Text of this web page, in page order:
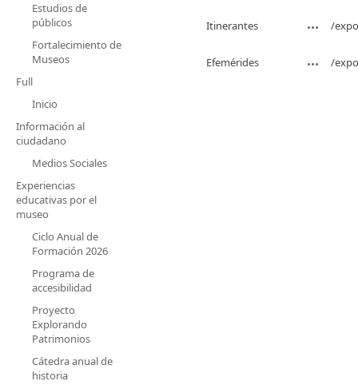
Estudios de
públicos
Fortalecimiento de
Museos
Full
Inicio
Información al
ciudadano
Medios Sociales
Experiencias
educativas por el
museo
Ciclo Anual de
Formación 2026
Programa de
accesibilidad
Proyecto
Explorando
Patrimonios
Cátedra anual de
historia
Itinerantes /
Efemérides /